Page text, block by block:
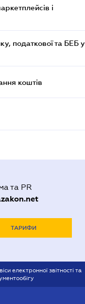
і
податкової та БЕБ у
коштів
та PR
ТАРИФИ
електронної звітності та